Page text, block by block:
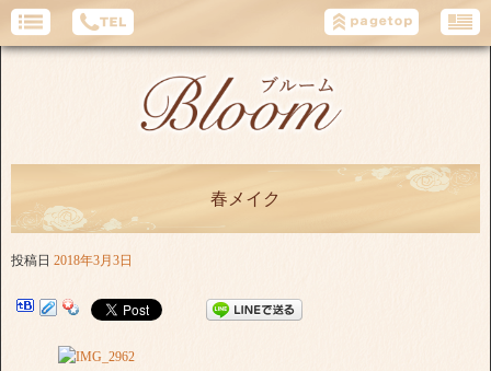
春メイク
投稿日 2018年3月3日